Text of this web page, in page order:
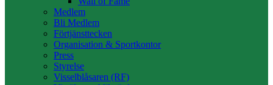
Medlem
Bli Medlem
Förtjänsttecken
Organisation & Sportkontor
Press
Styrelse
Visselblåsaren (RF)